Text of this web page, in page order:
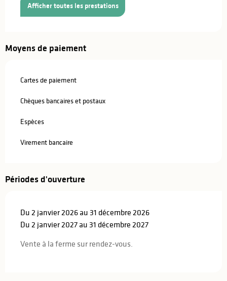
Afficher toutes les prestations
Moyens de paiement
Cartes de paiement
Chèques bancaires et postaux
Espèces
Virement bancaire
Périodes d'ouverture
Du 2 janvier 2026 au 31 décembre 2026
Du 2 janvier 2027 au 31 décembre 2027
Vente à la ferme sur rendez-vous.